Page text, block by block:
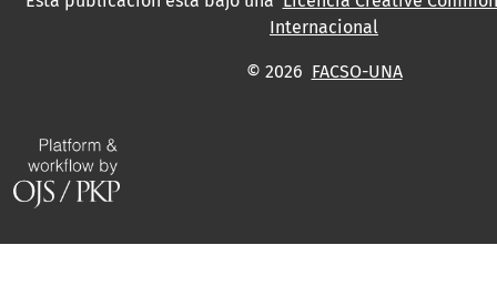
Internacional
© 2026 FACSO-UNA